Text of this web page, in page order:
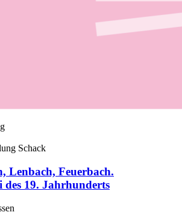
Schack
Lenbach, Feuerbach.
des 19. Jahrhunderts